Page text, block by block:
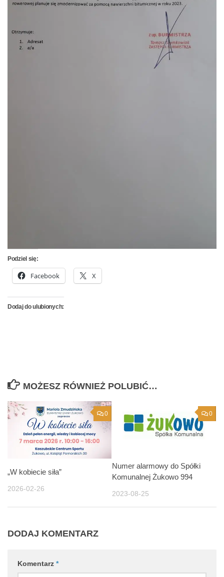
Podziel się:
Facebook X
Dodaj do ulubionych:
MOŻESZ RÓWNIEŻ POLUBIĆ…
0
„W kobiecie siła”
2026-02-26
0
Numer alarmowy do Spółki
Komunalnej Żukowo 994
2023-08-25
DODAJ KOMENTARZ
Komentarz *